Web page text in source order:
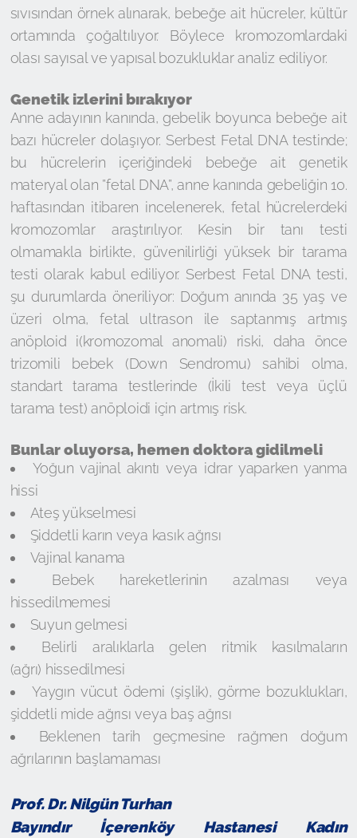
sıvısından örnek alınarak, bebeğe ait hücreler, kültür
ortamında çoğaltılıyor. Böylece kromozomlardaki
olası sayısal ve yapısal bozukluklar analiz ediliyor.
Genetik izlerini bırakıyor
Anne adayının kanında, gebelik boyunca bebeğe ait
bazı hücreler dolaşıyor. Serbest Fetal DNA testinde;
bu hücrelerin içeriğindeki bebeğe ait genetik
materyal olan ”fetal DNA”, anne kanında gebeliğin 10.
haftasından itibaren incelenerek, fetal hücrelerdeki
kromozomlar araştırılıyor. Kesin bir tanı testi
olmamakla birlikte, güvenilirliği yüksek bir tarama
testi olarak kabul ediliyor. Serbest Fetal DNA testi,
şu durumlarda öneriliyor: Doğum anında 35 yaş ve
üzeri olma, fetal ultrason ile saptanmış artmış
anöploid i(kromozomal anomali) riski, daha önce
trizomili bebek (Down Sendromu) sahibi olma,
standart tarama testlerinde (İkili test veya üçlü
tarama test) anöploidi için artmış risk.
Bunlar oluyorsa, hemen doktora gidilmeli
Yoğun vajinal akıntı veya idrar yaparken yanma
hissi
Ateş yükselmesi
Şiddetli karın veya kasık ağrısı
Vajinal kanama
Bebek hareketlerinin azalması veya
hissedilmemesi
Suyun gelmesi
Belirli aralıklarla gelen ritmik kasılmaların
(ağrı) hissedilmesi
Yaygın vücut ödemi (şişlik), görme bozuklukları,
şiddetli mide ağrısı veya baş ağrısı
Beklenen tarih geçmesine rağmen doğum
ağrılarının başlamaması
Prof. Dr. Nilgün Turhan
Bayındır İçerenköy Hastanesi Kadın